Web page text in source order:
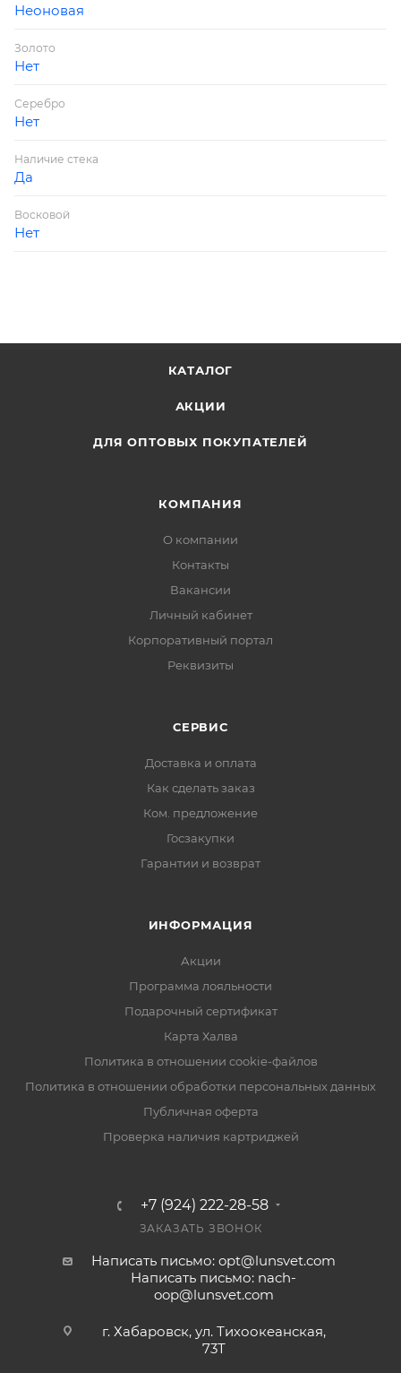
Неоновая
Золото
Нет
Серебро
Нет
Наличие стека
Да
Восковой
Нет
КАТАЛОГ
АКЦИИ
ДЛЯ ОПТОВЫХ ПОКУПАТЕЛЕЙ
КОМПАНИЯ
О компании
Контакты
Вакансии
Личный кабинет
Корпоративный портал
Реквизиты
СЕРВИС
Доставка и оплата
Как сделать заказ
Ком. предложение
Госзакупки
Гарантии и возврат
ИНФОРМАЦИЯ
Акции
Программа лояльности
Подарочный сертификат
Карта Халва
Политика в отношении cookie-файлов
Политика в отношении обработки персональных данных
Публичная оферта
Проверка наличия картриджей
+7 (924) 222-28-58
ЗАКАЗАТЬ ЗВОНОК
Написать письмо: opt@lunsvet.com
Написать письмо: nach-
oop@lunsvet.com
г. Хабаровск, ул. Тихоокеанская,
73Т